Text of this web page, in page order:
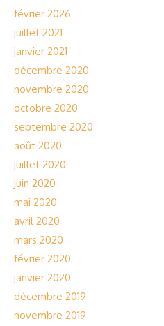
février 2026
juillet 2021
janvier 2021
décembre 2020
novembre 2020
octobre 2020
septembre 2020
août 2020
juillet 2020
juin 2020
mai 2020
avril 2020
mars 2020
février 2020
janvier 2020
décembre 2019
novembre 2019